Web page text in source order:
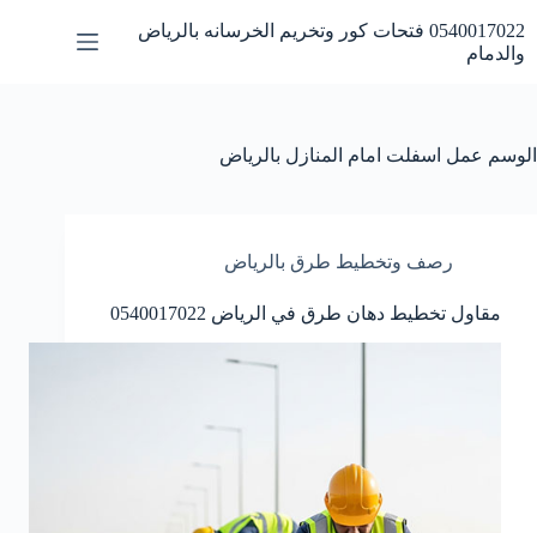
إلى
المحتوى
0540017022 فتحات كور وتخريم الخرسانه بالرياض
والدمام
الوسم عمل اسفلت امام المنازل بالرياض
رصف وتخطيط طرق بالرياض
مقاول تخطيط دهان طرق في الرياض 0540017022